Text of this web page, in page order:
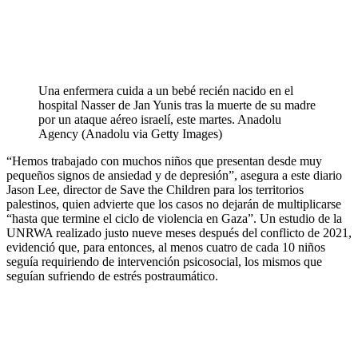
Una enfermera cuida a un bebé recién nacido en el
hospital Nasser de Jan Yunis tras la muerte de su madre
por un ataque aéreo israelí, este martes. Anadolu
Agency (Anadolu via Getty Images)
“Hemos trabajado con muchos niños que presentan desde muy
pequeños signos de ansiedad y de depresión”, asegura a este diario
Jason Lee, director de Save the Children para los territorios
palestinos, quien advierte que los casos no dejarán de multiplicarse
“hasta que termine el ciclo de violencia en Gaza”. Un estudio de la
UNRWA realizado justo nueve meses después del conflicto de 2021,
evidenció que, para entonces, al menos cuatro de cada 10 niños
seguía requiriendo de intervención psicosocial, los mismos que
seguían sufriendo de estrés postraumático.